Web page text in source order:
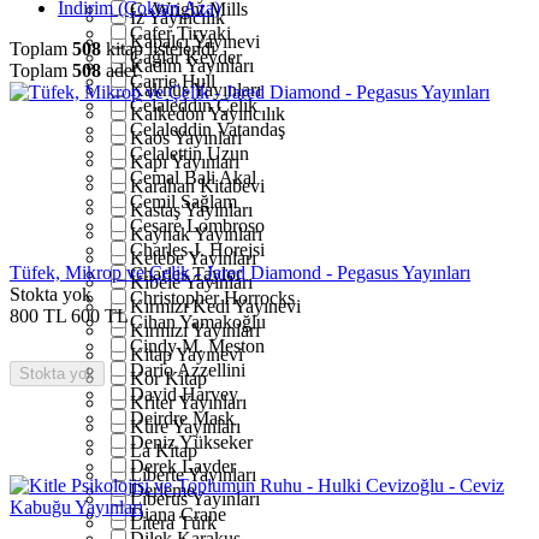
İz Yayıncılık
Kabalcı Yayınevi
Kadim Yayınları
Kaknüs Yayınları
Kalkedon Yayıncılık
Kaos Yayınları
Kapı Yayınları
Karahan Kitabevi
Kastaş Yayınları
Kaynak Yayınları
Ketebe Yayınları
Kibele Yayınları
Kırmızı Kedi Yayınevi
Kırmızı Yayınları
Kitap Yayınevi
Kor Kitap
Kriter Yayınları
Küre Yayınları
La Kitap
Liberte Yayınları
Liberus Yayınları
Litera Türk
C. Wright Mills
Cafer Tiryaki
Çağlar Keyder
Carrie Hull
Celaleddin Çelik
Celaleddin Vatandaş
Celalettin Uzun
Cemal Bali Akal
Cemil Sağlam
Cesare Lombroso
Charles J. Horejsi
Charles Taylor
Christopher Horrocks
Cihan Yamakoğlu
Cindy M. Meston
Dario Azzellini
David Harvey
Deirdre Mask
Deniz Yükseker
Derek Layder
Derleme
Diana Crane
İndirim (Çoktan Aza)
Toplam 508 kitap listelendi
Toplam 508 adet
Tüfek, Mikrop ve Çelik - Jared Diamond - Pegasus Yayınları
Stokta yok
800 TL 600 TL
Stokta yok